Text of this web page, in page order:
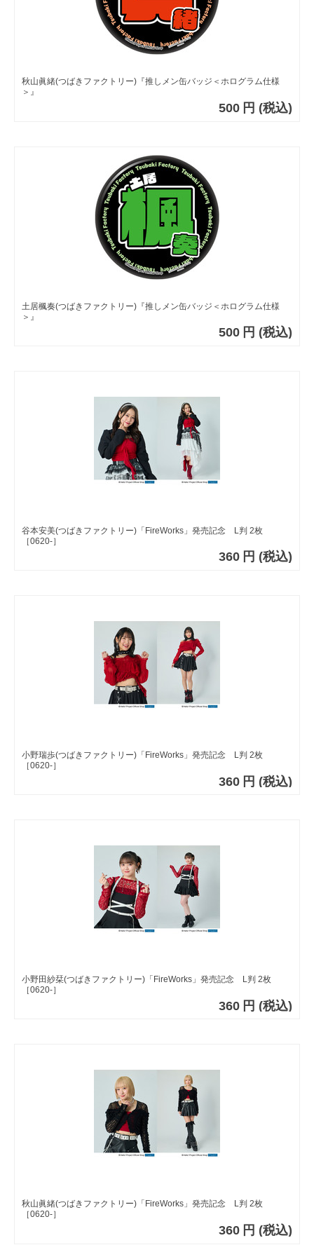
秋山眞緒(つばきファクトリー)『推しメン缶バッジ＜ホログラム仕様
＞』
500 円 (税込)
土居楓奏(つばきファクトリー)『推しメン缶バッジ＜ホログラム仕様
＞』
500 円 (税込)
谷本安美(つばきファクトリー)「FireWorks」発売記念 L判 2枚
［0620-］
360 円 (税込)
小野瑞歩(つばきファクトリー)「FireWorks」発売記念 L判 2枚
［0620-］
360 円 (税込)
小野田紗栞(つばきファクトリー)「FireWorks」発売記念 L判 2枚
［0620-］
360 円 (税込)
秋山眞緒(つばきファクトリー)「FireWorks」発売記念 L判 2枚
［0620-］
360 円 (税込)